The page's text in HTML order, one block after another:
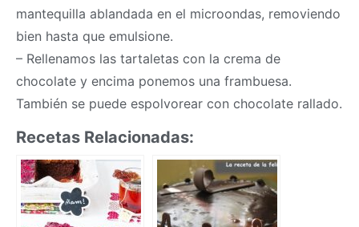
mantequilla ablandada en el microondas, removiendo
bien hasta que emulsione.
– Rellenamos las tartaletas con la crema de
chocolate y encima ponemos una frambuesa.
También se puede espolvorear con chocolate rallado.
Recetas Relacionadas: